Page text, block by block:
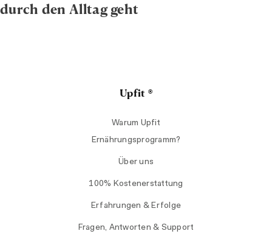
durch den Alltag geht
Upfit ®
Warum Upfit
Ernährungsprogramm?
Über uns
100% Kostenerstattung
Erfahrungen & Erfolge
Fragen, Antworten & Support